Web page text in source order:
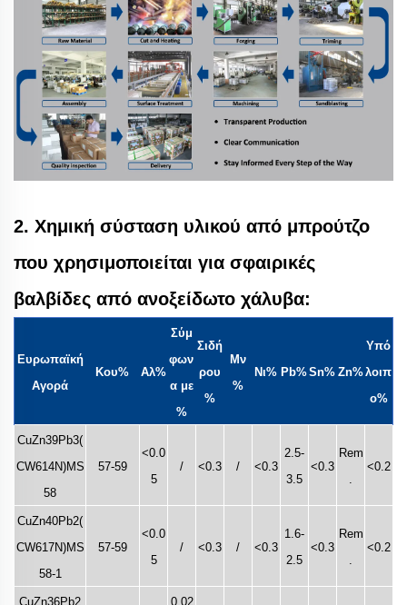
2. Χημική σύσταση υλικού από μπρούτζο
που χρησιμοποιείται για σφαιρικές
βαλβίδες από ανοξείδωτο χάλυβα:
Ευρωπαϊκή
Αγορά
Κου% Αλ%
Σύμ
φων
α με
%
Σιδή
ρου
%
Μν
%
Νι% Pb%Sn% Zn%
Υπό
λοιπ
ο%
CuZn39Pb3(
CW614N)MS
58
57-59
<0.0
5
/ <0.3 / <0.3
2.5-
3.5
<0.3
Rem
<0.2
CuZn40Pb2(
CW617N)MS
58-1
57-59
<0.0
5
/ <0.3 / <0.3
1.6-
2.5
<0.3
Rem
<0.2
CuZn36Pb2
0.02